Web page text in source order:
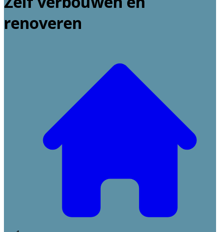
renoveren